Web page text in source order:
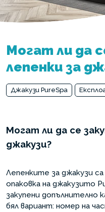
Могат ли да
лепенки за
Джакузи PureSpa
Могат ли да се
джакузи?
Лепенките за джакузи
опаковка на джакузито
закупени допълнително
бял вариант: номер на